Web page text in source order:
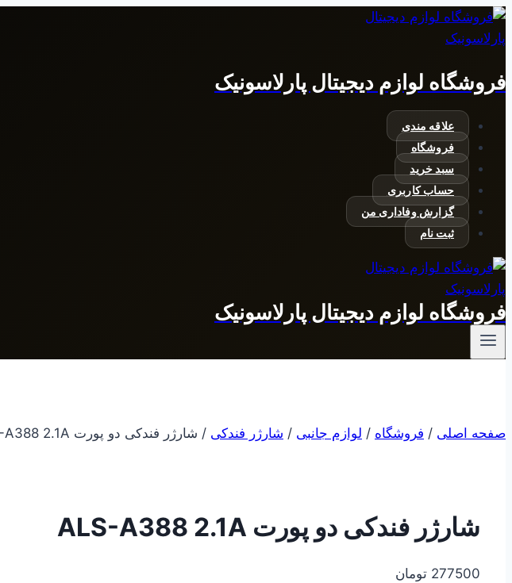
بازگشت
به
فروشگاه لوازم دیجیتال پارلاسونیک
علاقه مندی
فروشگاه
سبد خرید
حساب کاربری
گزارش وفاداری من
ثبت نام
فروشگاه لوازم دیجیتال پارلاسونیک
صفحه اصلی / فروشگاه / لوازم جانبی / شارژر فندکی / شارژر فندکی دو پورت ALS-A388 2.1A
شارژر فندکی دو پورت ALS-A388 2.1A
277500 تومان